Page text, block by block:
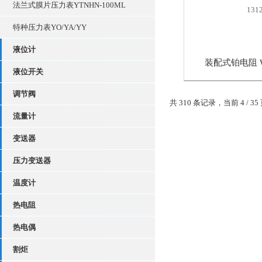
法兰式膜片压力表YTNHN-100ML
特种压力表YO/YA/YY
液位计
液位开关
调节阀
流量计
变送器
压力变送器
温度计
热电阻
热电偶
割炬
装配式铂电阻
共 310 条记录，当前 4 /